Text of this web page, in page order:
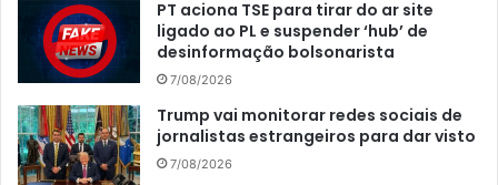
PT aciona TSE para tirar do ar site
ligado ao PL e suspender ‘hub’ de
desinformação bolsonarista
7/08/2026
Trump vai monitorar redes sociais de
jornalistas estrangeiros para dar visto
7/08/2026